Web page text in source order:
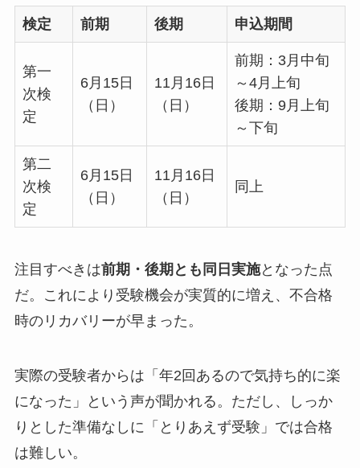
検定 前期 後期 申込期間
第一
次検
定
6月15日
（日）
11月16日
（日）
前期：3月中旬
～4月上旬
後期：9月上旬
～下旬
第二
次検
定
6月15日
（日）
11月16日
（日）
同上
注目すべきは前期・後期とも同日実施となった点
だ。これにより受験機会が実質的に増え、不合格
時のリカバリーが早まった。
実際の受験者からは「年2回あるので気持ち的に楽
になった」という声が聞かれる。ただし、しっか
りとした準備なしに「とりあえず受験」では合格
は難しい。